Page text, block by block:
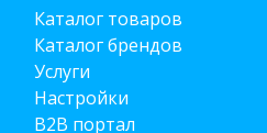
Каталог товаров
Каталог брендов
Услуги
Настройки
B2B портал